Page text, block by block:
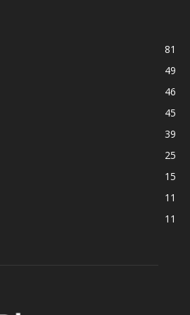
81
49
46
45
39
25
15
11
11